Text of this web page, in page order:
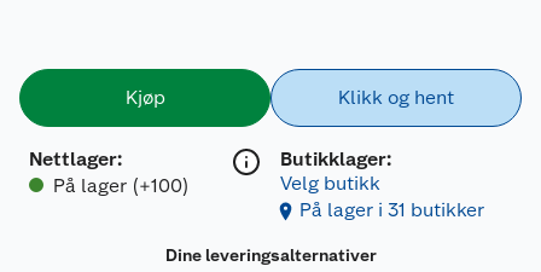
Kjøp
Nettlager:
På lager (+100)
Klikk og hent
Butikklager:
Velg butikk
På lager i 31 butikker
Dine leveringsalternativer